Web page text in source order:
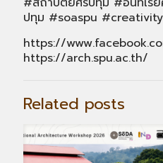
ปทุม #soaspu #creativity
https://
https://arch.spu.ac.th/
Related posts